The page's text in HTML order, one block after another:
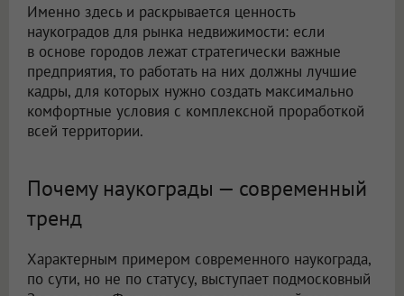
Именно здесь и раскрывается ценность
наукоградов для рынка недвижимости: если
в основе городов лежат стратегически важные
предприятия, то работать на них должны лучшие
кадры, для которых нужно создать максимально
комфортные условия с комплексной проработкой
всей территории.
Почему наукограды — современный
тренд
Характерным примером современного наукограда,
по сути, но не по статусу, выступает подмосковный